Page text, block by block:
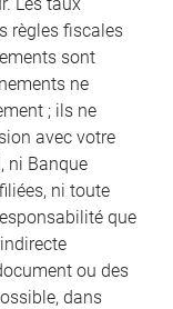
règles fiscales
sont
ne
; ils ne
avec votre
ni Banque
ni toute
que
ou des
dans